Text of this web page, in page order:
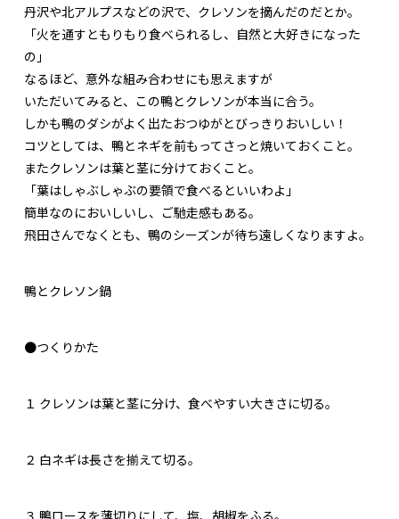
丹沢や北アルプスなどの沢で、クレソンを摘んだのだとか。
「火を通すともりもり食べられるし、自然と大好きになった
の」
なるほど、意外な組み合わせにも思えますが
いただいてみると、この鴨とクレソンが本当に合う。
しかも鴨のダシがよく出たおつゆがとびっきりおいしい！
コツとしては、鴨とネギを前もってさっと焼いておくこと。
またクレソンは葉と茎に分けておくこと。
「葉はしゃぶしゃぶの要領で食べるといいわよ」
簡単なのにおいしいし、ご馳走感もある。
飛田さんでなくとも、鴨のシーズンが待ち遠しくなりますよ。
鴨とクレソン鍋
●つくりかた
１ クレソンは葉と茎に分け、食べやすい大きさに切る。
２ 白ネギは長さを揃えて切る。